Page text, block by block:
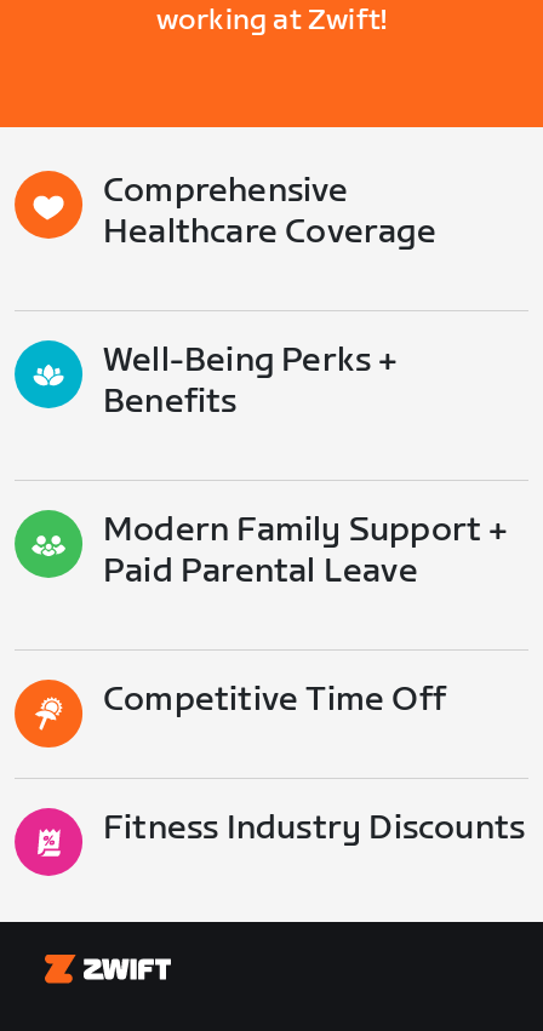
working at Zwift!
Comprehensive
Healthcare Coverage
Well-Being Perks +
Benefits
Modern Family Support +
Paid Parental Leave
Competitive Time Off
Fitness Industry Discounts
Zwift